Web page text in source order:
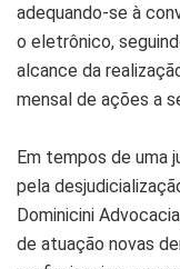
adequando-se à
o eletrônico,
alcance da
mensal de ações a
Em tempos de uma
pela
Dominicini
de atuação novas